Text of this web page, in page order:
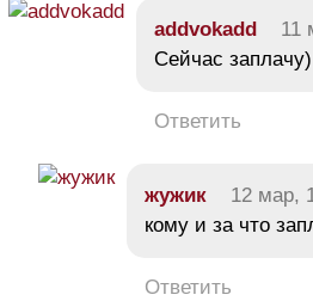
addvokadd 11
Сейчас заплачу)
Ответить
жужик 12 мар,
кому и за что
Ответить